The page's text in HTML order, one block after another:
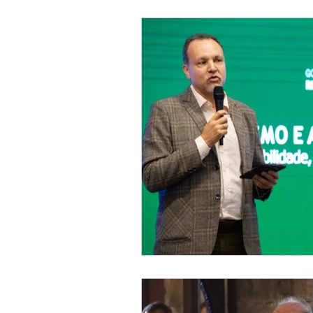
Novidades da Região
Lei dos Distritos Turísticos
Report Serra Gaúcha
Entidades Enoturismo